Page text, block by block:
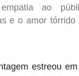
ao
e o amor
estreou